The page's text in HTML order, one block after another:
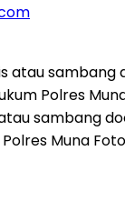
sambang
Muna